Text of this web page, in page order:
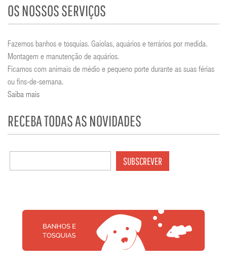
OS NOSSOS SERVIÇOS
Fazemos banhos e tosquias. Gaiolas, aquários e terrários por medida.
Montagem e manutenção de aquários.
Ficamos com animais de médio e pequeno porte durante as suas férias
ou fins-de-semana.
Saiba mais
RECEBA TODAS AS NOVIDADES
SUBSCREVER